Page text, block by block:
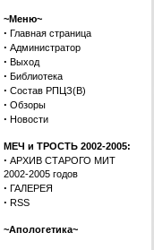
~Меню~
· Главная страница
· Администратор
· Выход
· Библиотека
· Состав РПЦЗ(В)
· Обзоры
· Новости
МЕЧ и ТРОСТЬ 2002-2005:
· АРХИВ СТАРОГО МИТ
2002-2005 годов
· ГАЛЕРЕЯ
· RSS
~Апологетика~